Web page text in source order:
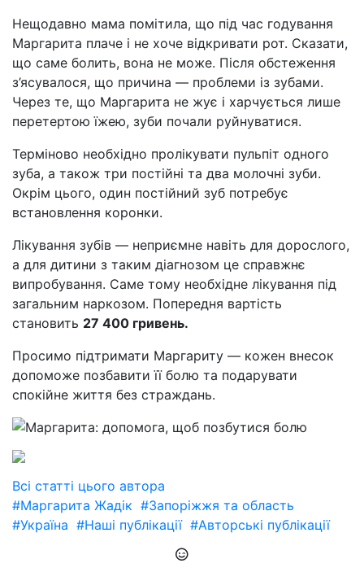
Нещодавно мама помітила, що під час годування
Маргарита плаче і не хоче відкривати рот. Сказати,
що саме болить, вона не може. Після обстеження
з’ясувалося, що причина — проблеми із зубами.
Через те, що Маргарита не жує і харчується лише
перетертою їжею, зуби почали руйнуватися.
Терміново необхідно пролікувати пульпіт одного
зуба, а також три постійні та два молочні зуби.
Окрім цього, один постійний зуб потребує
встановлення коронки.
Лікування зубів — неприємне навіть для дорослого,
а для дитини з таким діагнозом це справжнє
випробування. Саме тому необхідне лікування під
загальним наркозом. Попередня вартість
становить 27 400 гривень.
Просимо підтримати Маргариту — кожен внесок
допоможе позбавити її болю та подарувати
спокійне життя без страждань.
Всі статті цього автора
#Маргарита Жадік #Запоріжжя та область
#Україна #Наші публікації #Авторські публікації